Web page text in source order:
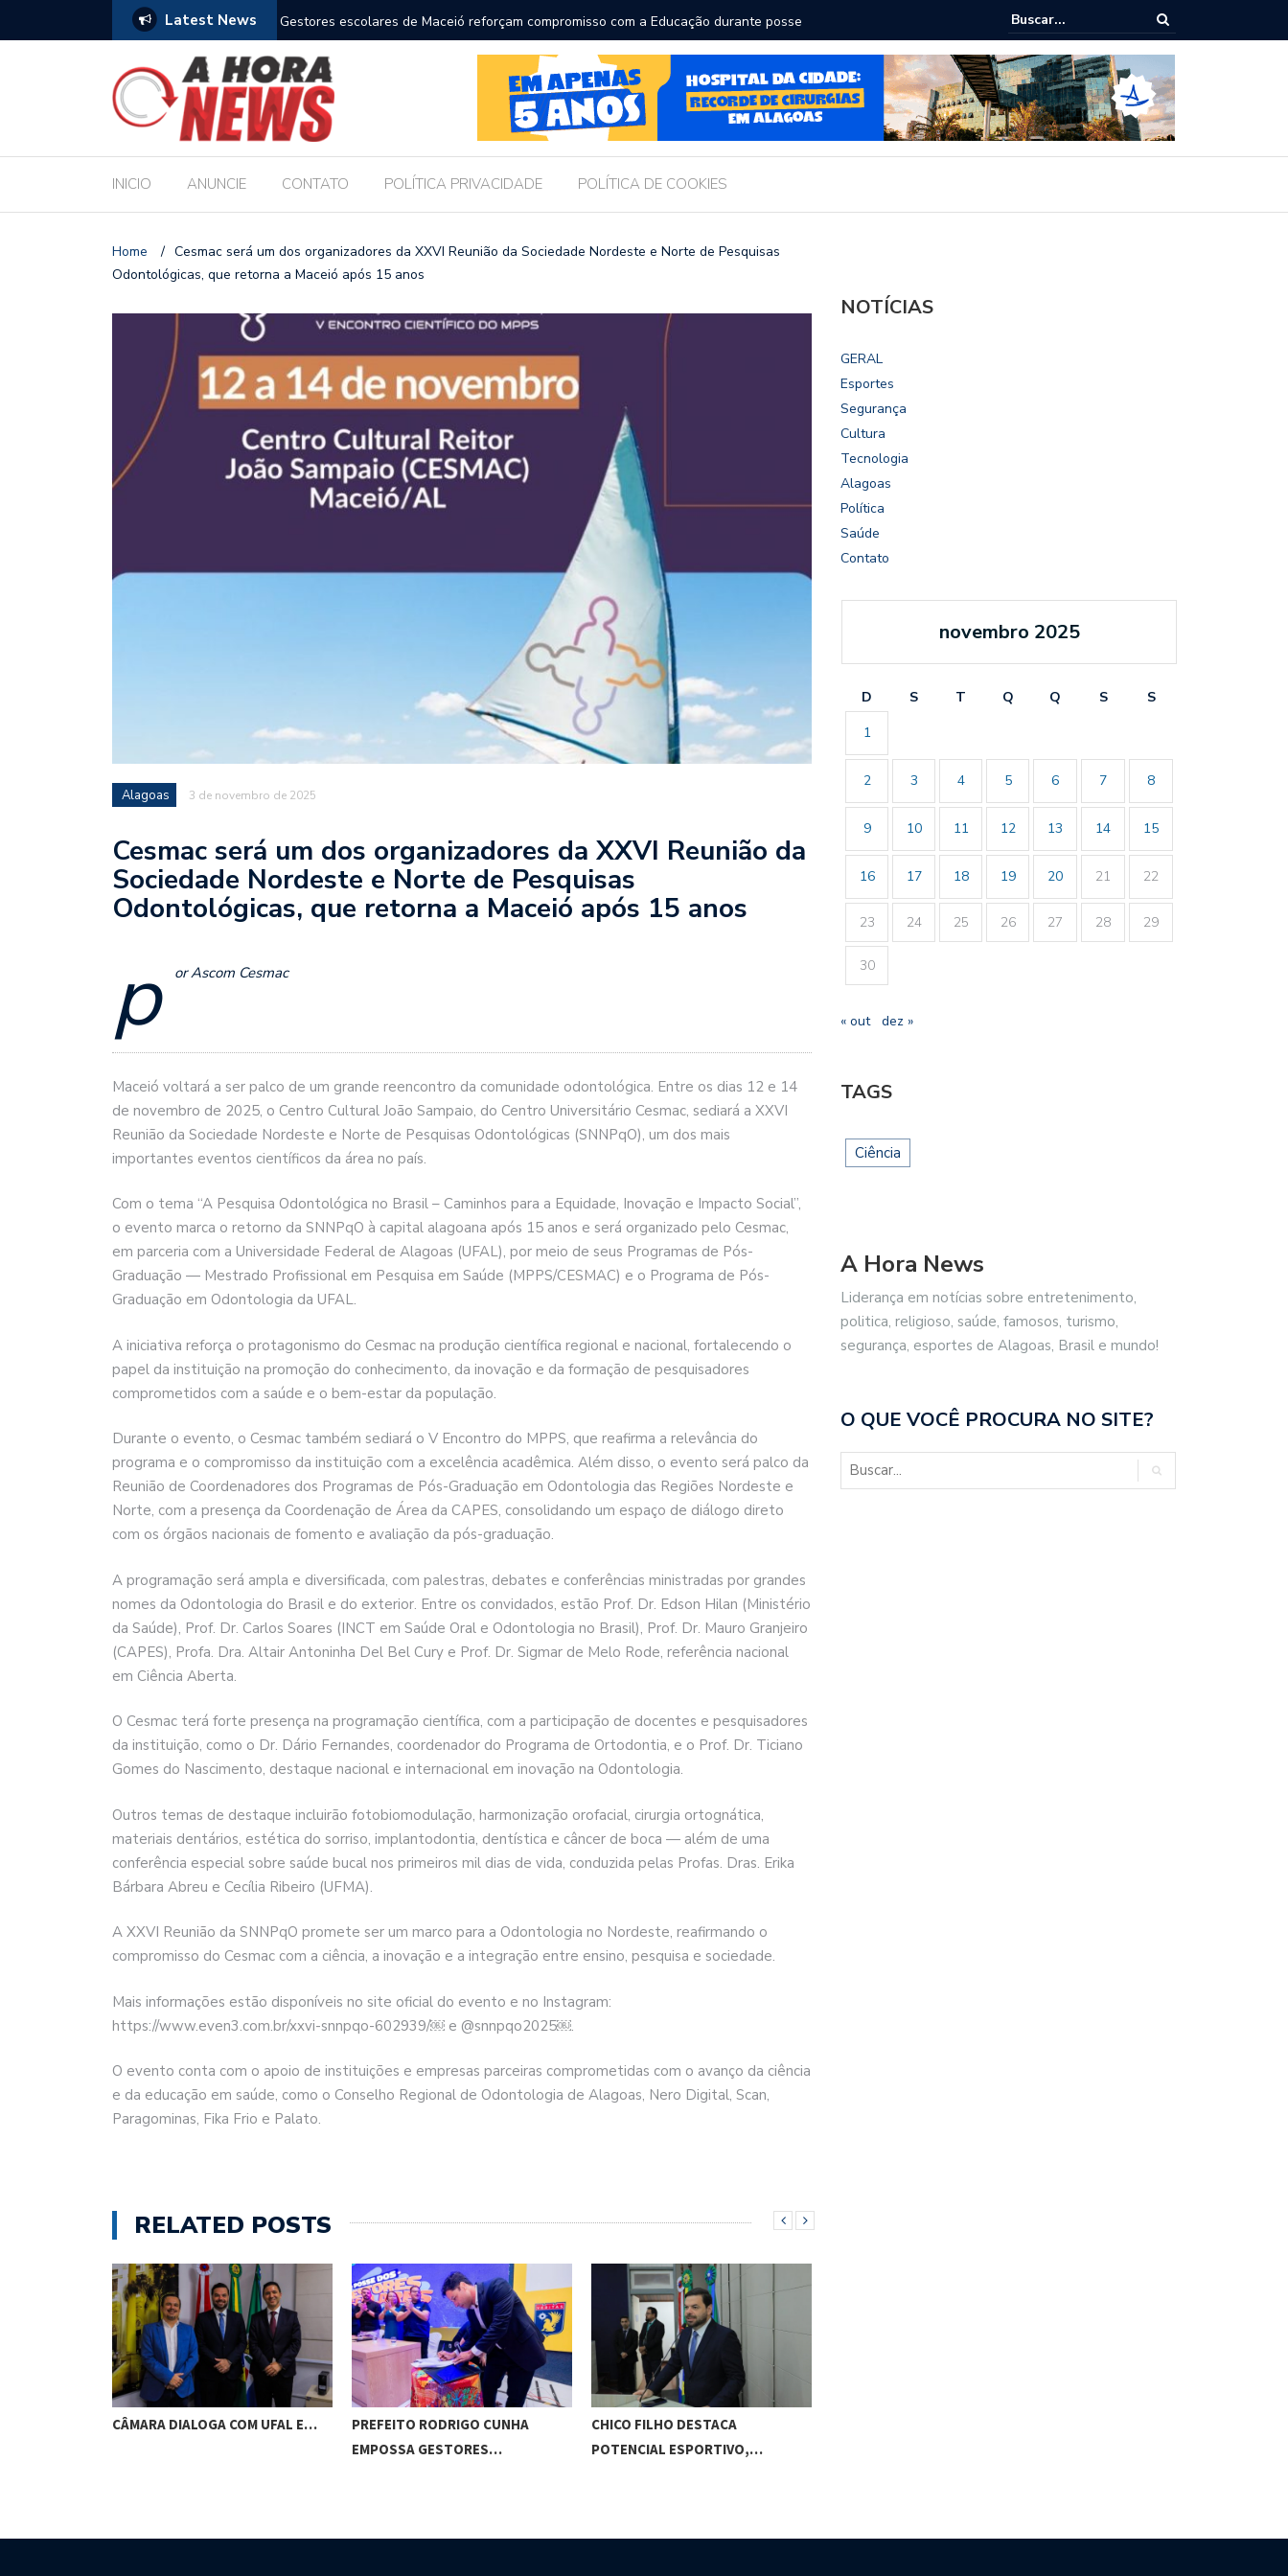
Latest News
com a Educação durante posseBolsonaro pede ao STF para receber os filhos no Dia dos Pais
Câmara dialoga com UFAL e Faculdade de Coimbra sobre parcerias para
Legislativo
INICIO ANUNCIE CONTATO POLÍTICA PRIVACIDADE POLÍTICA DE COOKIES
Home / Cesmac será um dos organizadores da XXVI Reunião da Sociedade Nordeste e Norte de Pesquisas
Odontológicas, que retorna a Maceió após 15 anos
Alagoas 3 de novembro de 2025
Cesmac será um dos organizadores da XXVI Reunião da
Sociedade Nordeste e Norte de Pesquisas
Odontológicas, que retorna a Maceió após 15 anos
p or Ascom Cesmac
Maceió voltará a ser palco de um grande reencontro da comunidade odontológica. Entre os dias 12 e 14
de novembro de 2025, o Centro Cultural João Sampaio, do Centro Universitário Cesmac, sediará a XXVI
Reunião da Sociedade Nordeste e Norte de Pesquisas Odontológicas (SNNPqO), um dos mais
importantes eventos científicos da área no país.
Com o tema “A Pesquisa Odontológica no Brasil – Caminhos para a Equidade, Inovação e Impacto Social”,
o evento marca o retorno da SNNPqO à capital alagoana após 15 anos e será organizado pelo Cesmac,
em parceria com a Universidade Federal de Alagoas (UFAL), por meio de seus Programas de Pós-
Graduação — Mestrado Profissional em Pesquisa em Saúde (MPPS/CESMAC) e o Programa de Pós-
Graduação em Odontologia da UFAL.
A iniciativa reforça o protagonismo do Cesmac na produção científica regional e nacional, fortalecendo o
papel da instituição na promoção do conhecimento, da inovação e da formação de pesquisadores
comprometidos com a saúde e o bem-estar da população.
Durante o evento, o Cesmac também sediará o V Encontro do MPPS, que reafirma a relevância do
programa e o compromisso da instituição com a excelência acadêmica. Além disso, o evento será palco da
Reunião de Coordenadores dos Programas de Pós-Graduação em Odontologia das Regiões Nordeste e
Norte, com a presença da Coordenação de Área da CAPES, consolidando um espaço de diálogo direto
com os órgãos nacionais de fomento e avaliação da pós-graduação.
A programação será ampla e diversificada, com palestras, debates e conferências ministradas por grandes
nomes da Odontologia do Brasil e do exterior. Entre os convidados, estão Prof. Dr. Edson Hilan (Ministério
da Saúde), Prof. Dr. Carlos Soares (INCT em Saúde Oral e Odontologia no Brasil), Prof. Dr. Mauro Granjeiro
(CAPES), Profa. Dra. Altair Antoninha Del Bel Cury e Prof. Dr. Sigmar de Melo Rode, referência nacional
em Ciência Aberta.
O Cesmac terá forte presença na programação científica, com a participação de docentes e pesquisadores
da instituição, como o Dr. Dário Fernandes, coordenador do Programa de Ortodontia, e o Prof. Dr. Ticiano
Gomes do Nascimento, destaque nacional e internacional em inovação na Odontologia.
Outros temas de destaque incluirão fotobiomodulação, harmonização orofacial, cirurgia ortognática,
materiais dentários, estética do sorriso, implantodontia, dentística e câncer de boca — além de uma
conferência especial sobre saúde bucal nos primeiros mil dias de vida, conduzida pelas Profas. Dras. Erika
Bárbara Abreu e Cecília Ribeiro (UFMA).
A XXVI Reunião da SNNPqO promete ser um marco para a Odontologia no Nordeste, reafirmando o
compromisso do Cesmac com a ciência, a inovação e a integração entre ensino, pesquisa e sociedade.
Mais informações estão disponíveis no site oficial do evento e no Instagram:
https://www.even3.com.br/xxvi-snnpqo-602939/￼ e @snnpqo2025￼.
O evento conta com o apoio de instituições e empresas parceiras comprometidas com o avanço da ciência
e da educação em saúde, como o Conselho Regional de Odontologia de Alagoas, Nero Digital, Scan,
Paragominas, Fika Frio e Palato.
RELATED POSTS
CÂMARA DIALOGA COM UFAL E…
PREFEITO RODRIGO CUNHA
EMPOSSA GESTORES…
CHICO FILHO DESTACA
POTENCIAL ESPORTIVO,…
NOTÍCIAS
GERAL
Esportes
Segurança
Cultura
Tecnologia
Alagoas
Política
Saúde
Contato
novembro 2025
D S T Q Q S
S
1
2 3 4 5 6 7 8
9 10 11 12 13 14 15
16 17 18 19 20 21 22
23 24 25 26 27 28 29
30
« out dez »
TAGS
Ciência
A Hora News
Liderança em notícias sobre entretenimento,
politica, religioso, saúde, famosos, turismo,
segurança, esportes de Alagoas, Brasil e mundo!
O QUE VOCÊ PROCURA NO SITE?